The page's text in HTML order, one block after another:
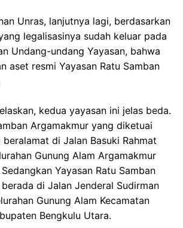
Unras, lanjutnya lagi, berdasarkan
legalisasinya sudah keluar pada
Undang-undang Yayasan, bahwa
aset resmi Yayasan Ratu Samban
kedua yayasan ini jelas beda.
Argamakmur yang diketuai
di Jalan Basuki Rahmat
Gunung Alam Argamakmur
Yayasan Ratu Samban
di Jalan Jenderal Sudirman
Gunung Alam Kecamatan
Bengkulu Utara.